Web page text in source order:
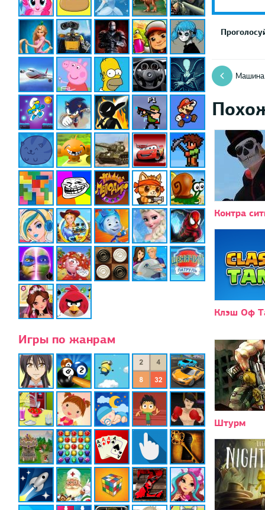
Игры по жанрам
Машина
Контра
Клэш Оф
Штурм